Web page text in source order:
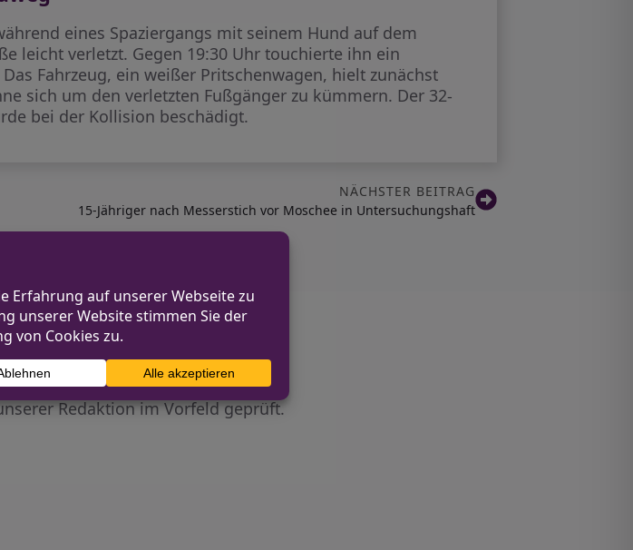
eines Spaziergangs mit seinem Hund auf dem
leicht verletzt. Gegen 19:30 Uhr touchierte ihn ein
Fahrzeug, ein weißer Pritschenwagen, hielt zunächst
sich um den verletzten Fußgänger zu kümmern. Der 32-
bei der Kollision beschädigt.
NÄCHSTER BEITRAG
15-Jähriger nach Messerstich vor Moschee in Untersuchungshaft
mit!
ohne Anmeldezwang!
Redaktion im Vorfeld geprüft.